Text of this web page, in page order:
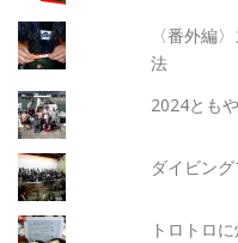
〈番外編
法
2024とも
ダイビング
トロトロ